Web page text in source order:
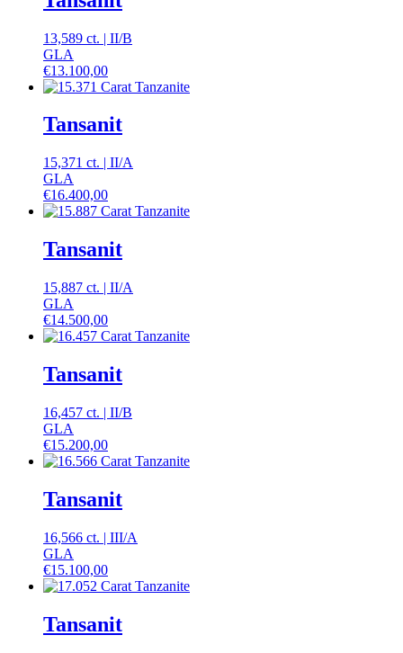
13,589 ct. | II/B
GLA
€13.100,00
Tansanit
15,371 ct. | II/A
GLA
€16.400,00
Tansanit
15,887 ct. | II/A
GLA
€14.500,00
Tansanit
16,457 ct. | II/B
GLA
€15.200,00
Tansanit
16,566 ct. | III/A
GLA
€15.100,00
Tansanit